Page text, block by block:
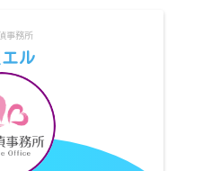
事務所
ル